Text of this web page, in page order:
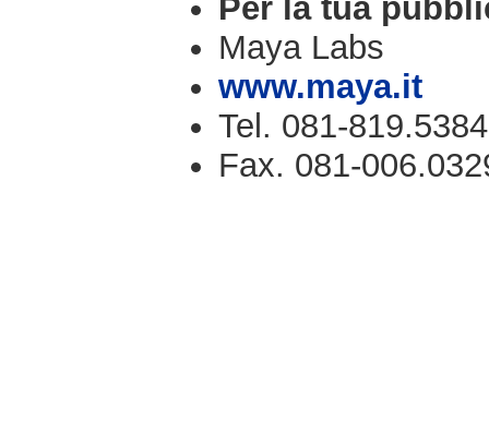
Per la tua
Maya Labs
www.maya.it
Tel. 081-819.5384
Fax. 081-